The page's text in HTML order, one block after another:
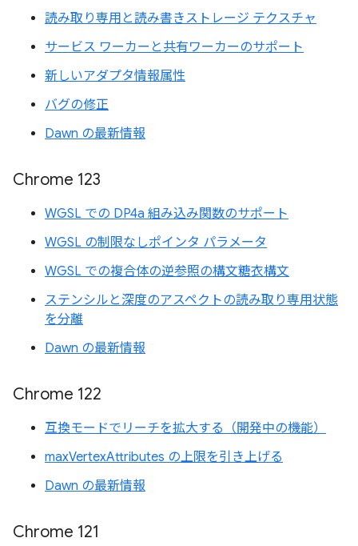
読み取り専用と読み書きストレージ テクスチャ
サービス ワーカーと共有ワーカーのサポート
新しいアダプタ情報属性
バグの修正
Dawn の最新情報
Chrome 123
WGSL での DP4a 組み込み関数のサポート
WGSL の制限なしポインタ パラメータ
WGSL での複合体の逆参照の構文糖衣構文
ステンシルと深度のアスペクトの読み取り専用状態
を分離
Dawn の最新情報
Chrome 122
互換モードでリーチを拡大する（開発中の機能）
maxVertexAttributes の上限を引き上げる
Dawn の最新情報
Chrome 121